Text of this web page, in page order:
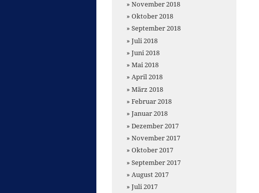
November 2018
Oktober 2018
September 2018
Juli 2018
Juni 2018
Mai 2018
April 2018
März 2018
Februar 2018
Januar 2018
Dezember 2017
November 2017
Oktober 2017
September 2017
August 2017
Juli 2017